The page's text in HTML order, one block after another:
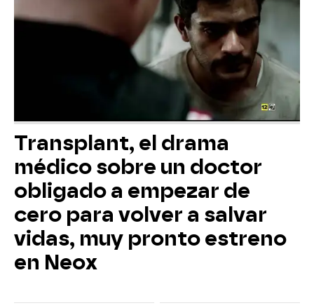
Transplant, el drama
médico sobre un doctor
obligado a empezar de
cero para volver a salvar
vidas, muy pronto estreno
en Neox